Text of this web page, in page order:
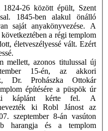
1824-26 között épült, Szent
1845-ben alakul önálló
saját anyakönyvezése. A
a régi templom
életveszélyessé vált. Ezért
mellett, azonos titulussal új
15-én, az akkori
Dr. Prohászka Ottokár
építésére a püspök úr
káplánt kérte fel. A
ki Robl Jánost az
szeptember 8-án vasúton
harangja és a templom